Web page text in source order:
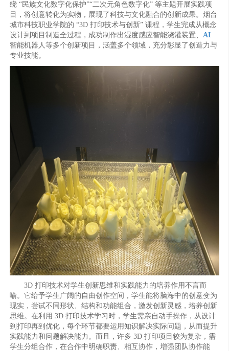
绕 “民族文化数字化保护”“二次元角色数字化” 等主题开展实践项
目，将创意转化为实物，展现了科技与文化融合的创新成果。烟台
城市科技职业学院的 “3D 打印技术与创新” 课程，学生完成从概念
设计到项目制造全过程，成功制作出湿度感应智能浇灌装置、AI
智能机器人等多个创新项目，涵盖多个领域，充分彰显了创造力与
专业技能。
3D 打印技术对学生创新思维和实践能力的培养作用不言而
喻。它给予学生广阔的自由创作空间，学生能将脑海中的创意变为
现实，尝试不同形状、结构和功能组合，激发创新灵感，培养创新
思维。在利用 3D 打印技术学习时，学生需亲自动手操作，从设计
到打印再到优化，每个环节都要运用知识解决实际问题，从而提升
实践能力和问题解决能力。而且，许多 3D 打印项目较为复杂，需
学生分组合作，在合作中明确职责、相互协作，增强团队协作能